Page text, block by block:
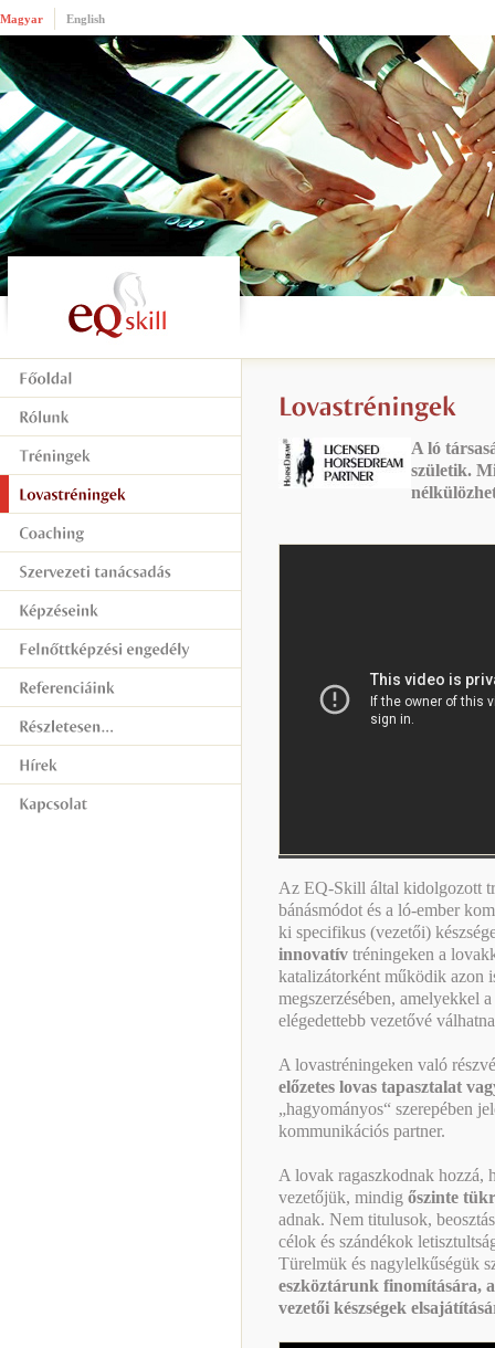
Magyar English
A ló
születik.
Az EQ-Skill által kidolgozott
bánásmódot és a ló-ember
ki specifikus (vezetői)
innovatív tréningeken a
katalizátorként működik azon
megszerzésében, amelyekkel
elégedettebb vezetővé
A lovastréningeken való
előzetes lovas tapasztalat
„hagyományos“ szerepében
kommunikációs partner.
A lovak ragaszkodnak hozzá,
vezetőjük, mindig őszinte
adnak. Nem titulusok,
célok és szándékok
Türelmük és nagylelkűségük
eszköztárunk finomítására,
vezetői készségek